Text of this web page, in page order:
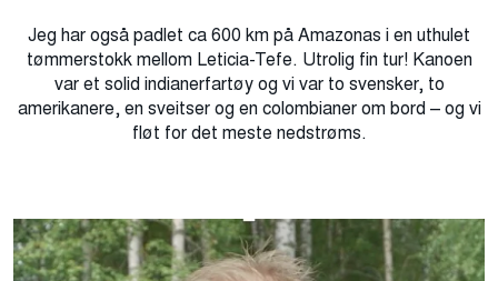
Jeg har også padlet ca 600 km på Amazonas i en uthulet
tømmerstokk mellom Leticia-Tefe. Utrolig fin tur! Kanoen
var et solid indianerfartøy og vi var to svensker, to
amerikanere, en sveitser og en colombianer om bord – og vi
fløt for det meste nedstrøms.